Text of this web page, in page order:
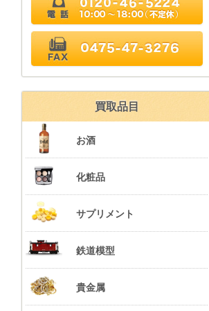
買取品目
お酒
化粧品
サプリメント
鉄道模型
貴金属